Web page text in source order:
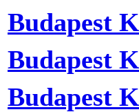
Budapest
Budapest
Budapest